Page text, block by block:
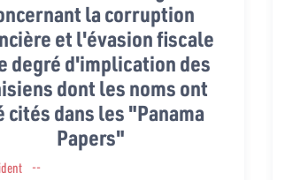
la corruption
et l'évasion fiscale
degré d'implication des
dont les noms ont
cités dans les "Panama
Papers"
--